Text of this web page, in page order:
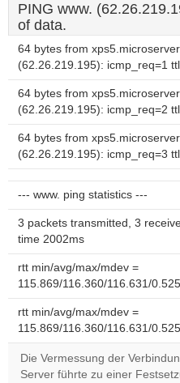
PING www.
of data.
64 bytes from
(62.26.219.195): icmp_req=1
64 bytes from
(62.26.219.195): icmp_req=2
64 bytes from
(62.26.219.195): icmp_req=3
--- www. ping statistics ---
3 packets transmitted, 3
time 2002ms
rtt min/avg/max/mdev =
115.869/116.360/116.631/
rtt min/avg/max/mdev =
115.869/116.360/116.631/
Die Vermessung der
Server führte zu einer